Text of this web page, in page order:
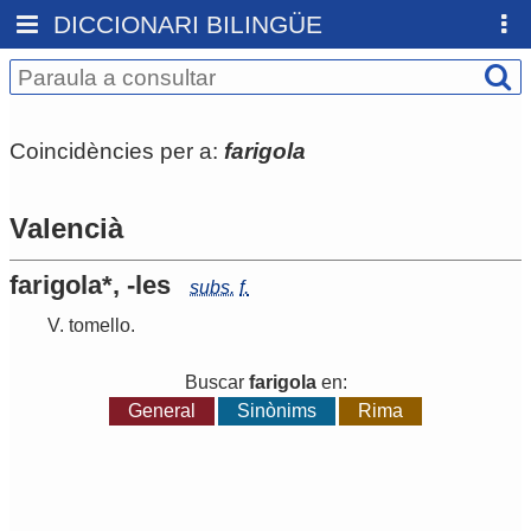
DICCIONARI BILINGÜE
Coincidències per a: farigola
Valencià
farigola*, -les subs. f.
V. tomello.
Buscar farigolaen:
General
Sinònims Rima